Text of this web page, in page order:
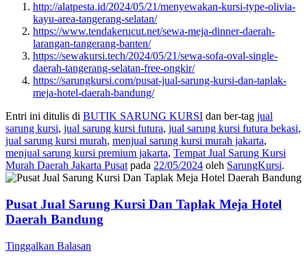
http://alatpesta.id/2024/05/21/menyewakan-kursi-type-olivia-
kayu-area-tangerang-selatan/
https://www.tendakerucut.net/sewa-meja-dinner-daerah-
larangan-tangerang-banten/
https://sewakursi.tech/2024/05/21/sewa-sofa-oval-single-
daerah-tangerang-selatan-free-ongkir/
https://sarungkursi.com/pusat-jual-sarung-kursi-dan-taplak-
meja-hotel-daerah-bandung/
Entri ini ditulis di BUTIK SARUNG KURSI dan ber-tag jual
sarung kursi, jual sarung kursi futura, jual sarung kursi futura bekasi,
jual sarung kursi murah, menjual sarung kursi murah jakarta,
menjual sarung kursi premium jakarta, Tempat Jual Sarung Kursi
Murah Daerah Jakarta Pusat pada 22/05/2024 oleh SarungKursi.
Pusat Jual Sarung Kursi Dan Taplak Meja Hotel
Daerah Bandung
Tinggalkan Balasan